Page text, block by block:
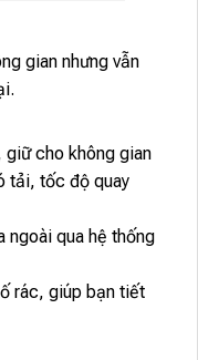
gian nhưng vẫn
cho không gian
tải, tốc độ quay
ngoài qua hệ thống
rác, giúp bạn tiết